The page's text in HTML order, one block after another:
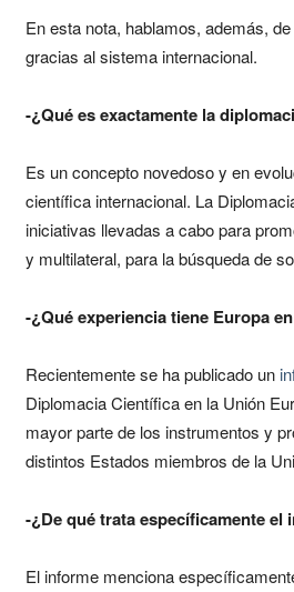
En esta nota, hablamos, además,
gracias al sistema internacional.
-¿Qué es exactamente la
Es un concepto novedoso y en
científica internacional. La
iniciativas llevadas a cabo para
y multilateral, para la búsqueda de
-¿Qué experiencia tiene Europa
Recientemente se ha publicado un
Diplomacia Científica en la Unión
mayor parte de los instrumentos y
distintos Estados miembros de la
-¿De qué trata específicamente el
El informe menciona